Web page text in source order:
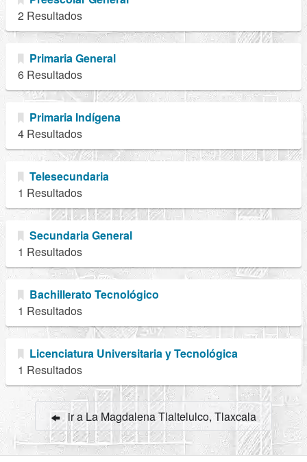
2 Resultados
Primaria General
6 Resultados
Primaria Indígena
4 Resultados
Telesecundaria
1 Resultados
Secundaria General
1 Resultados
Bachillerato Tecnológico
1 Resultados
Licenciatura Universitaria y Tecnológica
1 Resultados
ir a La Magdalena Tlaltelulco, Tlaxcala